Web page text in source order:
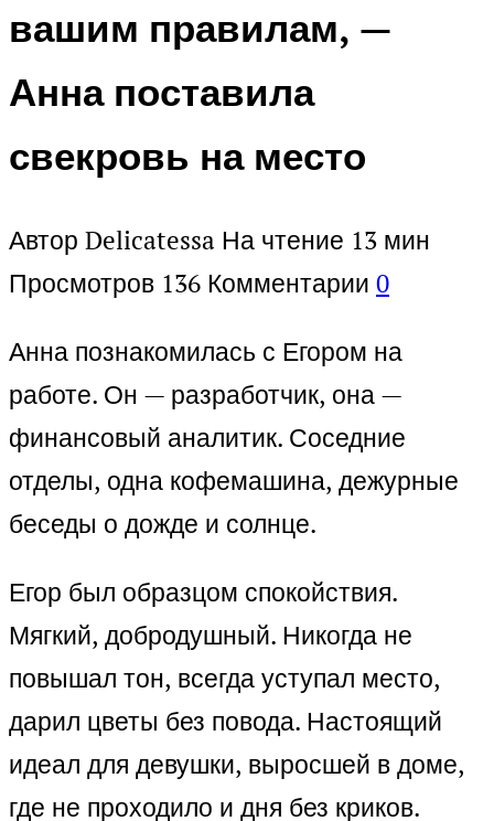
вашим правилам, —
Анна поставила
свекровь на место
Автор Delicatessa На чтение 13 мин
Просмотров 136 Комментарии 0
Анна познакомилась с Егором на
работе. Он — разработчик, она —
финансовый аналитик. Соседние
отделы, одна кофемашина, дежурные
беседы о дожде и солнце.
Егор был образцом спокойствия.
Мягкий, добродушный. Никогда не
повышал тон, всегда уступал место,
дарил цветы без повода. Настоящий
идеал для девушки, выросшей в доме,
где не проходило и дня без криков.